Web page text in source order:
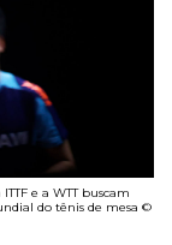
e a WTT buscam
do tênis de mesa ©